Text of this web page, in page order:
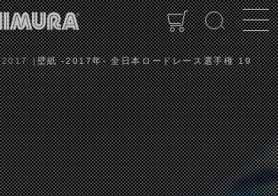
2017 壁紙 -2017年- 全日本ロードレース選手権 19